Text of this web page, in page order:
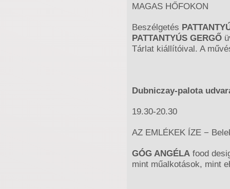
MAGAS HŐFOKON
Beszélgetés
PATTANTYÚS GERGŐ
Tárlat kiállítóival. A
Dubniczay-palota
19.30-20.30
AZ EMLÉKEK ÍZE −
GÓG ANGÉLA food
mint műalkotások, mint